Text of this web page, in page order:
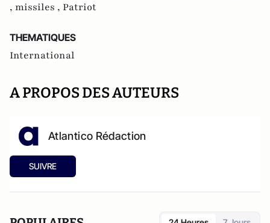
, missiles , Patriot
THEMATIQUES
International
A PROPOS DES AUTEURS
Atlantico Rédaction
SUIVRE